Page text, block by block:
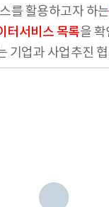
를 활용하고자 하는
터서비스 목록을
기업과 사업추진